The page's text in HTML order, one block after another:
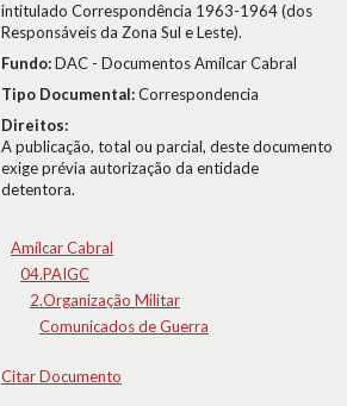
intitulado Correspondência 1963-1964 (dos
Responsáveis da Zona Sul e Leste).
Fundo:DAC - Documentos Amílcar Cabral
Tipo Documental:Correspondencia
Direitos:
A publicação, total ou parcial, deste documento
exige prévia autorização da entidade
detentora.
Amílcar Cabral
04.PAIGC
2.Organização Militar
Comunicados de Guerra
Citar Documento